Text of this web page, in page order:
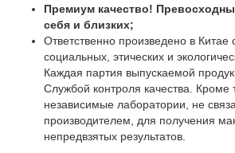
Премиум качество!
себя и близких;
Ответственно произведено в
социальных, этических и
Каждая партия выпускаемой
Службой контроля качества. Кроме
независимые лаборатории, не
производителем, для получения
непредвзятых результатов.